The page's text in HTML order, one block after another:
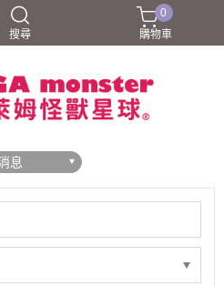
搜尋
0
購物車
息